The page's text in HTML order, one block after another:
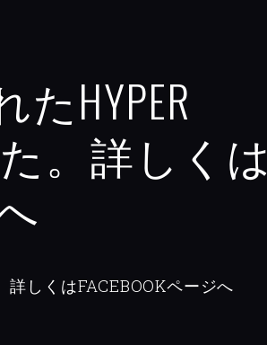
HYPER
。詳しくは
しくはFACEBOOKページへ